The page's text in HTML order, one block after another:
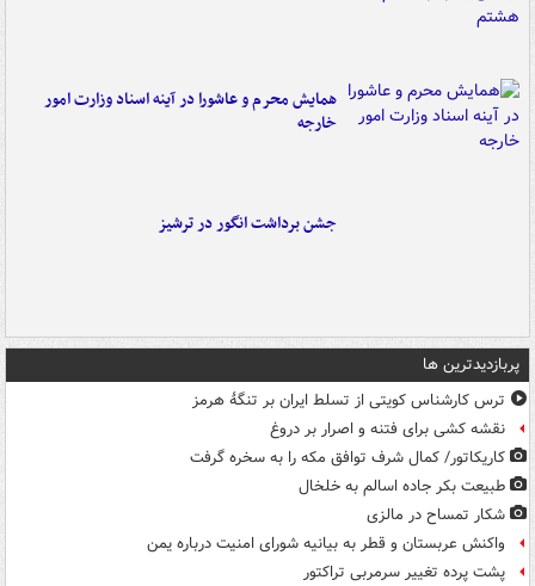
همایش محرم و عاشورا در آینه اسناد وزارت امور
خارجه
جشن برداشت انگور در ترشیز
پربازدیدترین ها
ترس کارشناس کویتی از تسلط ایران بر تنگۀ هرمز
نقشه کشی برای فتنه و اصرار بر دروغ
کاریکاتور/ کمال شرف توافق مکه را به سخره گرفت
طبیعت بکر جاده اسالم به خلخال
شکار تمساح در مالزی
واکنش عربستان و قطر به بیانیه شورای امنیت درباره یمن
پشت پرده تغییر سرمربی تراکتور